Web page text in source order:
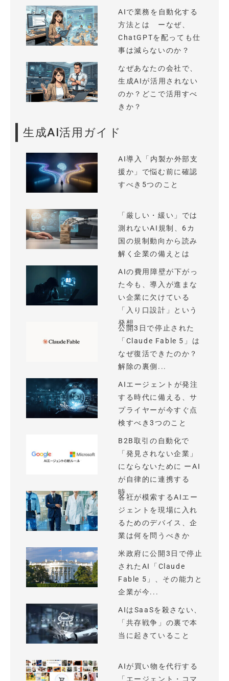
AIで業務を自動化する
方法とは ーなぜ、
ChatGPTを配っても仕
事は減らないのか？
なぜあなたの会社で、
生成AIが活用されない
のか？どこで活用すべ
きか？
生成AI活用ガイド
AI導入「内製か外部支
援か」で悩む前に確認
すべき5つのこと
「厳しい・緩い」では
測れないAI規制、6カ
国の規制動向から読み
解く企業の備えとは
AIの費用障壁が下がっ
た今も、導入が進まな
い企業に欠けている
「入り口設計」という
発想
公開3日で停止された
「Claude Fable 5」は
なぜ復活できたのか？
解除の裏側...
AIエージェントが発注
する時代に備える、サ
プライヤーが今すぐ点
検すべき3つのこと
B2B取引の自動化で
「発見されない企業」
にならないために ーAI
が自律的に連携する
時...
各社が模索するAIエー
ジェントを現場に入れ
るためのデバイス、企
業は何を問うべきか
米政府に公開3日で停止
されたAI「Claude
Fable 5」、その能力と
企業が今...
AIはSaaSを殺さない、
「共存戦争」の裏で本
当に起きていること
AIが買い物を代行する
「エージェント・コマ